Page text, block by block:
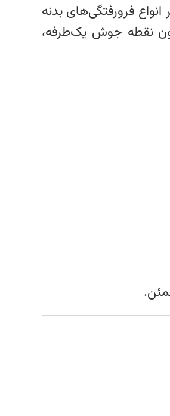
فرورفتگی‌های بدنه
نقطه جوش یک‌طرفه،